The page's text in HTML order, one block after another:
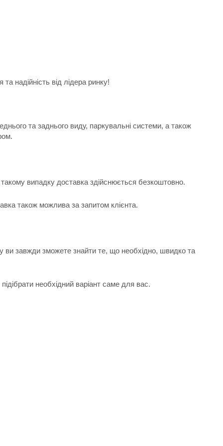
надійність від лідера ринку!
та заднього виду, паркувальні системи, а також
випадку доставка здійснюється безкоштовно.
також можлива за запитом клієнта.
ви завжди зможете знайти те, що необхідно, швидко та
необхідний варіант саме для вас.